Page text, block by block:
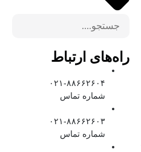
راه‌های ارتباط
۰۲۱-۸۸۶۶۲۶۰۴
شماره تماس
۰۲۱-۸۸۶۶۲۶۰۳
شماره تماس